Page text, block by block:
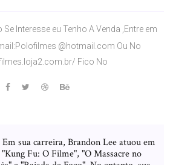
Se Interesse eu Tenho A Venda ,Entre em
@hotmail.com Ou No
Fico No
sua carreira, Brandon Lee atuou em
Fu: O Filme", "O Massacre no